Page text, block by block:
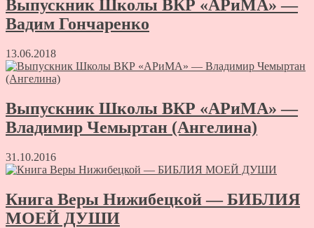
Выпускник Школы ВКР «АРиМА» —
Вадим Гончаренко
13.06.2018
Выпускник Школы ВКР «АРиМА» —
Владимир Чемыртан (Ангелина)
31.10.2016
Книга Веры Нижибецкой — БИБЛИЯ
МОЕЙ ДУШИ